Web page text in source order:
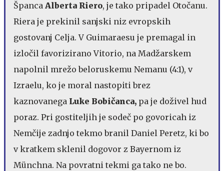
Španca Alberta Riero, je tako pripadel Otočanu.
Riera je prekinil sanjski niz evropskih
gostovanj Celja. V Guimaraesu je premagal in
izločil favorizirano Vitorio, na Madžarskem
napolnil mrežo beloruskemu Nemanu (4:1), v
Izraelu, ko je moral nastopiti brez
kaznovanega Luke Bobičanca, pa je doživel hud
poraz. Pri gostiteljih je sodeč po govoricah iz
Nemčije zadnjo tekmo branil Daniel Peretz, ki bo
v kratkem sklenil dogovor z Bayernom iz
Münchna. Na povratni tekmi ga tako ne bo.